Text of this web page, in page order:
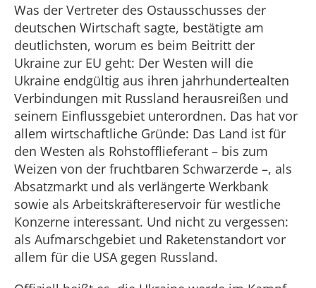
Was der Vertreter des Ostausschusses der
deutschen Wirtschaft sagte, bestätigte am
deutlichsten, worum es beim Beitritt der
Ukraine zur EU geht: Der Westen will die
Ukraine endgültig aus ihren jahrhundertealten
Verbindungen mit Russland herausreißen und
seinem Einflussgebiet unterordnen. Das hat vor
allem wirtschaftliche Gründe: Das Land ist für
den Westen als Rohstofflieferant – bis zum
Weizen von der fruchtbaren Schwarzerde –, als
Absatzmarkt und als verlängerte Werkbank
sowie als Arbeitskräftereservoir für westliche
Konzerne interessant. Und nicht zu vergessen:
als Aufmarschgebiet und Raketenstandort vor
allem für die USA gegen Russland.